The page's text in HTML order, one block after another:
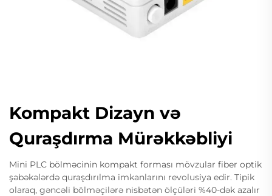
Kompakt Dizayn və
Quraşdırma Mürəkkəbliyi
Mini PLC bölməcinin kompakt forması mövzular fiber optik
şəbəkələrdə quraşdırılma imkanlarını revolusiya edir. Tipik
olaraq, gəncəli bölməçilərə nisbətən ölçüləri %40-dək azalır